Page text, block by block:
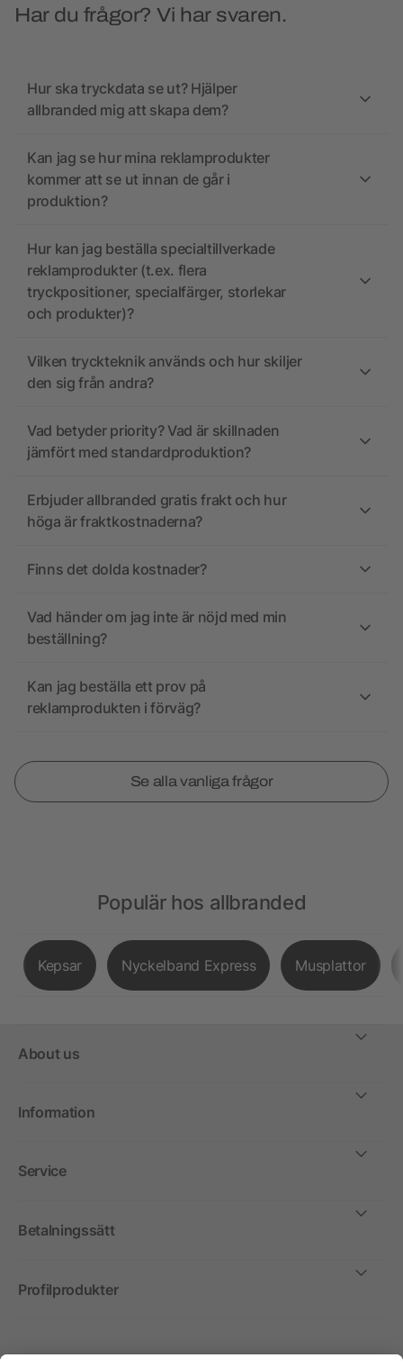
Har du frågor? Vi har svaren.
Hur ska tryckdata se ut? Hjälper
allbranded mig att skapa dem?
Kan jag se hur mina reklamprodukter
kommer att se ut innan de går i
produktion?
Hur kan jag beställa specialtillverkade
reklamprodukter (t.ex. flera
tryckpositioner, specialfärger, storlekar
och produkter)?
Vilken tryckteknik används och hur skiljer
den sig från andra?
Vad betyder priority? Vad är skillnaden
jämfört med standardproduktion?
Erbjuder allbranded gratis frakt och hur
höga är fraktkostnaderna?
Finns det dolda kostnader?
Vad händer om jag inte är nöjd med min
beställning?
Kan jag beställa ett prov på
reklamprodukten i förväg?
Se alla vanliga frågor
Populär hos allbranded
Kepsar Nyckelband Express Musplattor
About us
Information
Service
Betalningssätt
Profilprodukter